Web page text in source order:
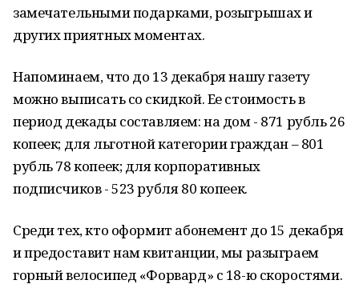
замечательными подарками, розыгрышах и
других приятных моментах.
Напоминаем, что до 13 декабря нашу газету
можно выписать со скидкой. Ее стоимость в
период декады составляем: на дом - 871 рубль 26
копеек; для льготной категории граждан – 801
рубль 78 копеек; для корпоративных
подписчиков - 523 рубля 80 копеек.
Среди тех, кто оформит абонемент до 15 декабря
и предоставит нам квитанции, мы разыграем
горный велосипед «Форвард» с 18-ю скоростями.